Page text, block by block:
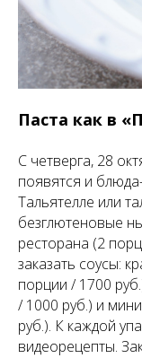
Паста как в
С четверга, 28
появятся и
Тальятелле или
безглютеновые
ресторана (2
заказать соусы:
порции / 1700
/ 1000 руб.) и
руб.). К каждой
видеорецепты.